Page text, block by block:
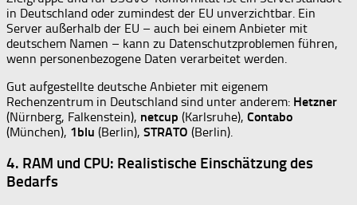
in Deutschland oder zumindest der EU unverzichtbar. Ein
Server außerhalb der EU – auch bei einem Anbieter mit
deutschem Namen – kann zu Datenschutzproblemen führen,
wenn personenbezogene Daten verarbeitet werden.
Gut aufgestellte deutsche Anbieter mit eigenem
Rechenzentrum in Deutschland sind unter anderem: Hetzner
(Nürnberg, Falkenstein), netcup (Karlsruhe), Contabo
(München), 1blu (Berlin), STRATO (Berlin).
4. RAM und CPU: Realistische Einschätzung des
Bedarfs